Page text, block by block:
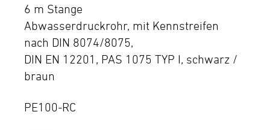
6 m Stange
Abwasserdruckrohr, mit Kennstreifen
nach DIN 8074/8075,
DIN EN 12201, PAS 1075 TYP I, schwarz /
braun
PE100-RC